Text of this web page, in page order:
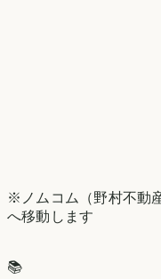
※ノムコム（野村不動
へ移動します
📚